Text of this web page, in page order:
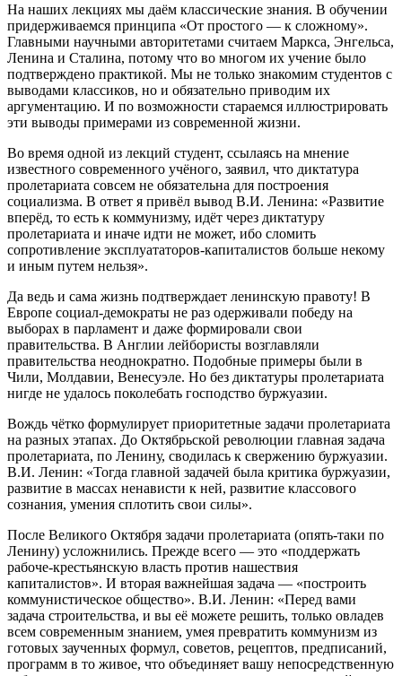
На наших лекциях мы даём классические знания. В обучении
придерживаемся принципа «От простого — к сложному».
Главными научными авторитетами считаем Маркса, Энгельса,
Ленина и Сталина, потому что во многом их учение было
подтверждено практикой. Мы не только знакомим студентов с
выводами классиков, но и обязательно приводим их
аргументацию. И по возможности стараемся иллюстрировать
эти выводы примерами из современной жизни.
Во время одной из лекций студент, ссылаясь на мнение
известного современного учёного, заявил, что диктатура
пролетариата совсем не обязательна для построения
социализма. В ответ я привёл вывод В.И. Ленина: «Развитие
вперёд, то есть к коммунизму, идёт через диктатуру
пролетариата и иначе идти не может, ибо сломить
сопротивление эксплуататоров-капиталистов больше некому
и иным путем нельзя».
Да ведь и сама жизнь подтверждает ленинскую правоту! В
Европе социал-демократы не раз одерживали победу на
выборах в парламент и даже формировали свои
правительства. В Англии лейбористы возглавляли
правительства неоднократно. Подобные примеры были в
Чили, Молдавии, Венесуэле. Но без диктатуры пролетариата
нигде не удалось поколебать господство буржуазии.
Вождь чётко формулирует приоритетные задачи пролетариата
на разных этапах. До Октябрьской революции главная задача
пролетариата, по Ленину, сводилась к свержению буржуазии.
В.И. Ленин: «Тогда главной задачей была критика буржуазии,
развитие в массах ненависти к ней, развитие классового
сознания, умения сплотить свои силы».
После Великого Октября задачи пролетариата (опять-таки по
Ленину) усложнились. Прежде всего — это «поддержать
рабоче-крестьянскую власть против нашествия
капиталистов». И вторая важнейшая задача — «построить
коммунистическое общество». В.И. Ленин: «Перед вами
задача строительства, и вы её можете решить, только овладев
всем современным знанием, умея превратить коммунизм из
готовых заученных формул, советов, рецептов, предписаний,
программ в то живое, что объединяет вашу непосредственную